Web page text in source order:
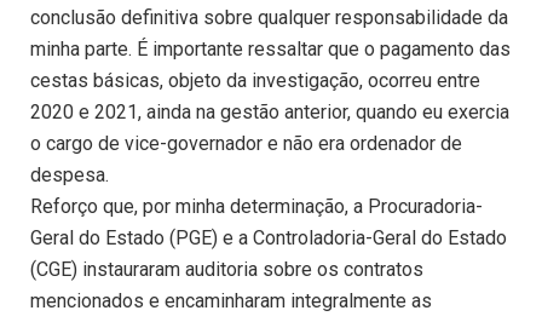
conclusão definitiva sobre qualquer responsabilidade da
minha parte. É importante ressaltar que o pagamento das
cestas básicas, objeto da investigação, ocorreu entre
2020 e 2021, ainda na gestão anterior, quando eu exercia
o cargo de vice-governador e não era ordenador de
despesa.
Reforço que, por minha determinação, a Procuradoria-
Geral do Estado (PGE) e a Controladoria-Geral do Estado
(CGE) instauraram auditoria sobre os contratos
mencionados e encaminharam integralmente as